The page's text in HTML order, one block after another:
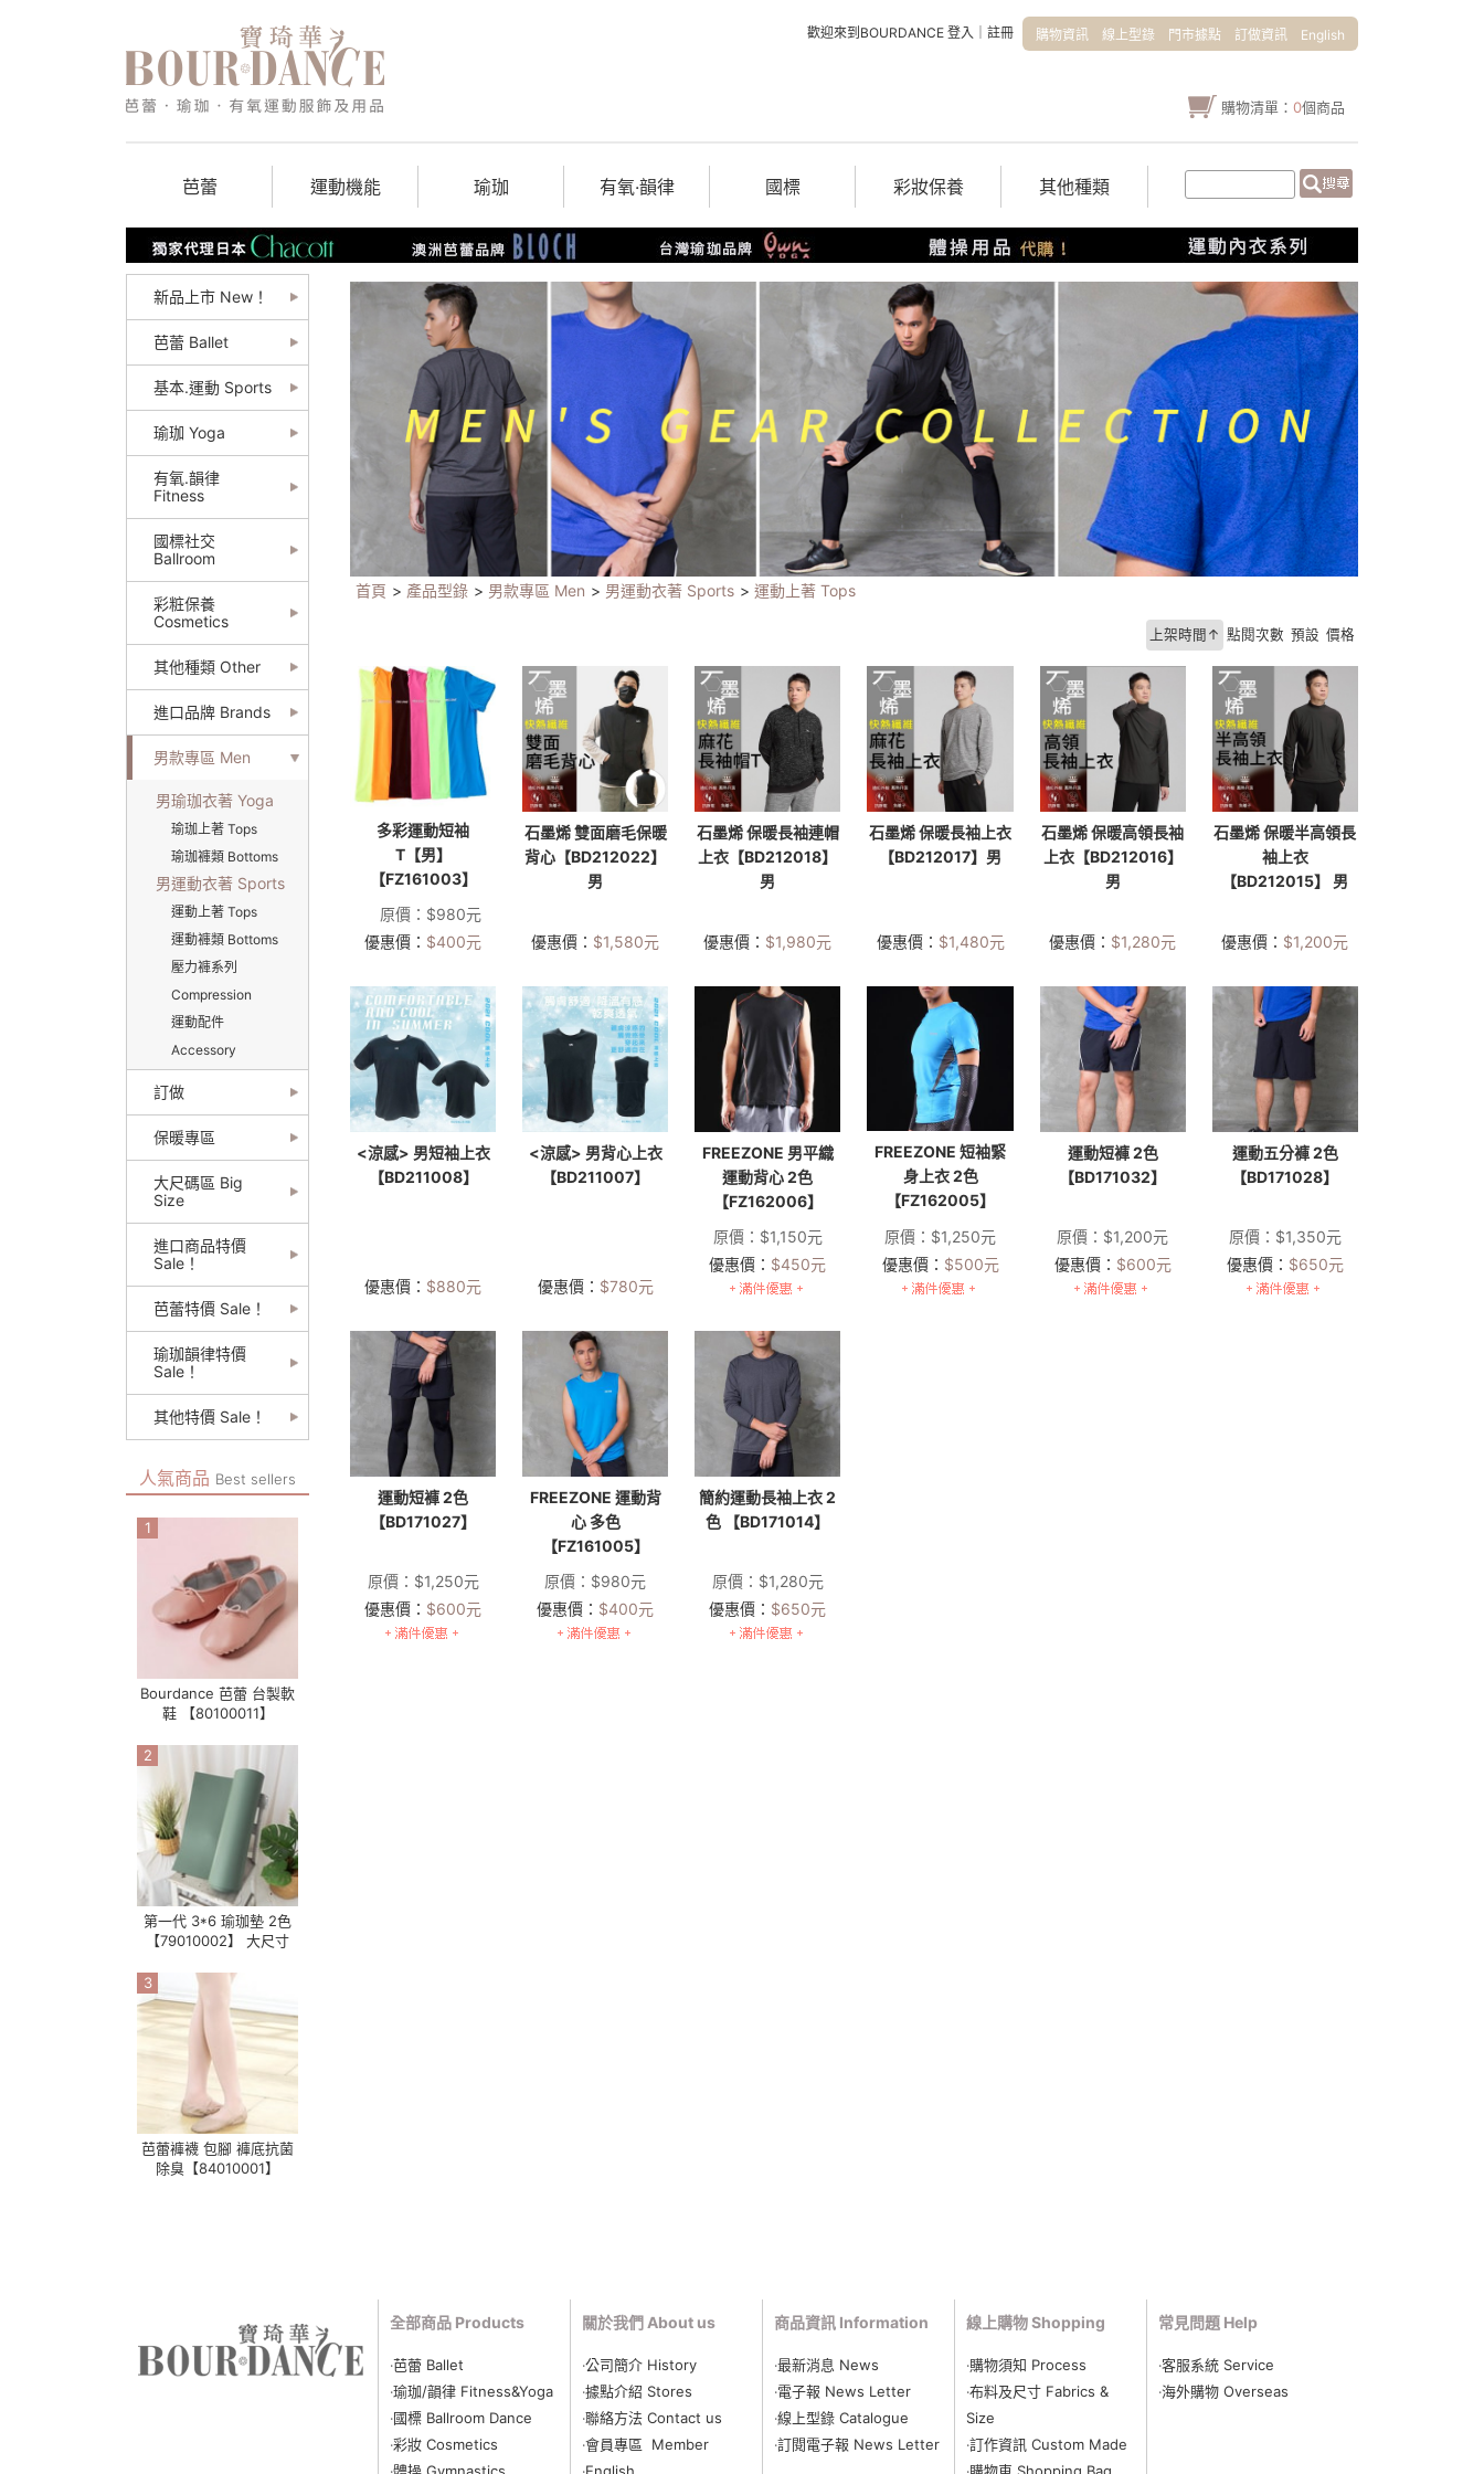
購物資訊 線上型錄 門市據點 訂做資訊 English
歡迎來到BOURDANCE 登入 註冊
購物清單： 0個商品
芭蕾 運動機能 瑜珈 有氧‧韻律 國標 彩妝保養 其他種類
新品上市 New！
芭蕾 Ballet
基本.運動 Sports
瑜珈 Yoga
有氧.韻律
Fitness
國標社交
Ballroom
彩粧保養
Cosmetics
其他種類 Other
進口品牌 Brands
男款專區 Men
男瑜珈衣著 Yoga
瑜珈上著 Tops
瑜珈褲類 Bottoms
男運動衣著 Sports
運動上著 Tops
運動褲類 Bottoms
壓力褲系列
Compression
運動配件
Accessory
訂做
保暖專區
大尺碼區 Big
Size
進口商品特價
Sale！
芭蕾特價 Sale！
瑜珈韻律特價
Sale！
其他特價 Sale！
人氣商品 Best sellers
1
Bourdance 芭蕾 台製軟
鞋 【80100011】
2
第一代 3*6 瑜珈墊 2色
【79010002】 大尺寸
3
芭蕾褲襪 包腳 褲底抗菌
除臭【84010001】
首頁 > 產品型錄 > 男款專區 Men > 男運動衣著 Sports > 運動上著 Tops
上架時間↑ 點閱次數 預設 價格
多彩運動短袖
T【男】
【FZ161003】
原價： $980元
優惠價： $400元
石墨烯 雙面磨毛保暖
背心【BD212022】
男
優惠價： $1,580元
石墨烯 保暖長袖連帽
上衣【BD212018】
男
優惠價： $1,980元
石墨烯 保暖長袖上衣
【BD212017】男
優惠價： $1,480元
石墨烯 保暖高領長袖
上衣【BD212016】
男
優惠價： $1,280元
石墨烯 保暖半高領長
袖上衣
【BD212015】 男
優惠價： $1,200元
<涼感> 男短袖上衣
【BD211008】
優惠價： $880元
<涼感> 男背心上衣
【BD211007】
優惠價： $780元
FREEZONE 男平織
運動背心 2色
【FZ162006】
原價： $1,150元
優惠價： $450元
FREEZONE 短袖緊
身上衣 2色
【FZ162005】
原價： $1,250元
優惠價： $500元
運動短褲 2色
【BD171032】
原價： $1,200元
優惠價： $600元
運動五分褲 2色
【BD171028】
原價： $1,350元
優惠價： $650元
運動短褲 2色
【BD171027】
原價： $1,250元
優惠價： $600元
FREEZONE 運動背
心 多色
【FZ161005】
原價： $980元
優惠價： $400元
簡約運動長袖上衣 2
色 【BD171014】
原價： $1,280元
優惠價： $650元
全部商品 Products
‧芭蕾 Ballet
‧瑜珈/韻律 Fitness&Yoga
‧國標 Ballroom Dance
‧彩妝 Cosmetics
關於我們 About us
‧公司簡介 History
‧據點介紹 Stores
‧聯絡方法 Contact us
‧會員專區 Member
商品資訊 Information
‧最新消息 News
‧電子報 News Letter
‧線上型錄 Catalogue
‧訂閱電子報 News Letter
線上購物 Shopping
‧購物須知 Process
‧布料及尺寸 Fabrics &
Size
‧訂作資訊 Custom Made
常見問題 Help
‧客服系統 Service
‧海外購物 Overseas